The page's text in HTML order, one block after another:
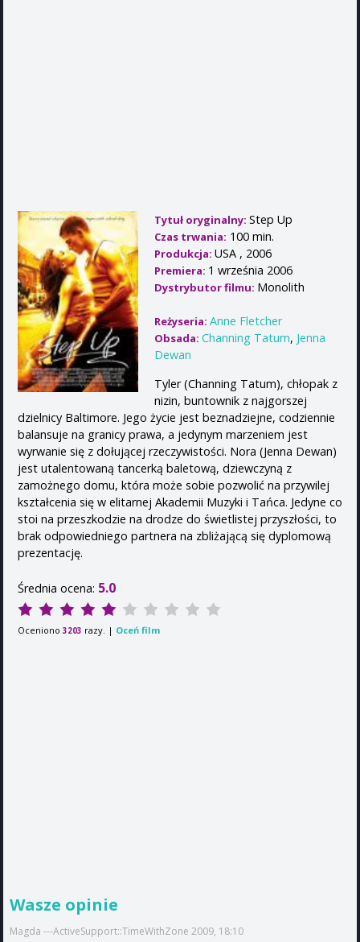
Tytuł oryginalny: Step Up
Czas trwania: 100 min.
Produkcja: USA , 2006
Premiera: 1 września 2006
Dystrybutor filmu: Monolith
Reżyseria: Anne Fletcher
Obsada: Channing Tatum, Jenna
Dewan
Tyler (Channing Tatum), chłopak z
nizin, buntownik z najgorszej
dzielnicy Baltimore. Jego życie jest beznadziejne, codziennie
balansuje na granicy prawa, a jedynym marzeniem jest
wyrwanie się z dołującej rzeczywistości. Nora (Jenna Dewan)
jest utalentowaną tancerką baletową, dziewczyną z
zamożnego domu, która może sobie pozwolić na przywilej
kształcenia się w elitarnej Akademii Muzyki i Tańca. Jedyne co
stoi na przeszkodzie na drodze do świetlistej przyszłości, to
brak odpowiedniego partnera na zbliżającą się dyplomową
prezentację.
Średnia ocena: 5.0
Oceniono 3203 razy. | Oceń film
Wasze opinie
Magda ---ActiveSupport::TimeWithZone 2009, 18:10